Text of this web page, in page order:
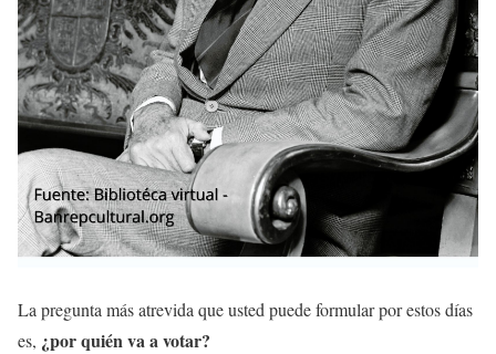
La pregunta más atrevida que usted puede formular por estos días
es, ¿por quién va a votar?